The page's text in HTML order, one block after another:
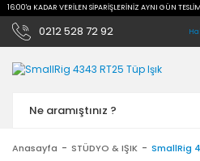
16:00'a KADAR VERİLEN SİPARİŞLERİNİZ AYNI GÜN TESLİM
0212 528 72 92
Anasayfa STÜDYO & IŞIK SmallRig